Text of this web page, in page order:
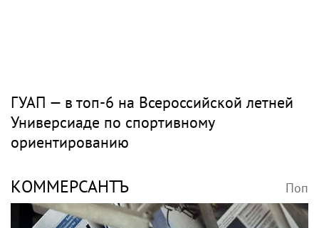
ГУАП — в топ‑6 на Всероссийской летней
Универсиаде по спортивному
ориентированию
КОММЕРСАНТЪ Поп